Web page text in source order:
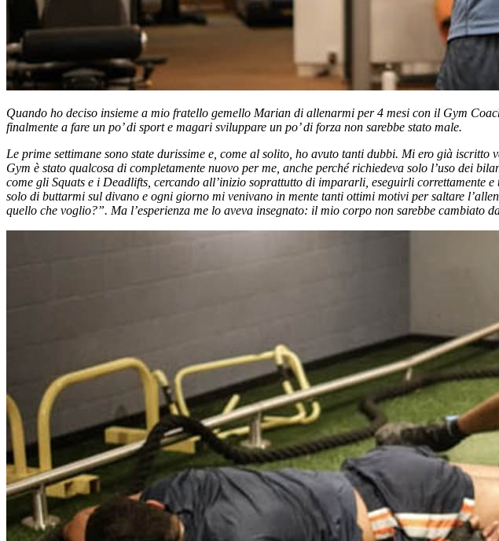
Quando ho deciso insieme a mio fratello gemello Marian di allenarmi per 4 mesi con il Gym
finalmente a fare un po’ di sport e magari sviluppare un po’ di forza non sarebbe stato male.
Le prime settimane sono state durissime e, come al solito, ho avuto tanti dubbi. Mi ero già
Gym è stato qualcosa di completamente nuovo per me, anche perché richiedeva solo l’uso dei
come gli Squats e i Deadlifts, cercando all’inizio soprattutto di impararli, eseguirli correttamente
solo di buttarmi sul divano e ogni giorno mi venivano in mente tanti ottimi motivi per saltare
quello che voglio?”. Ma l’esperienza me lo aveva insegnato: il mio corpo non sarebbe cambiato